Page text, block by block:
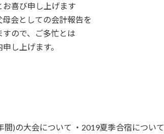
喜び申し上げます
会としての会計報告を
ので、ご多忙とは
し上げます。
)の大会について ・2019夏季合宿について